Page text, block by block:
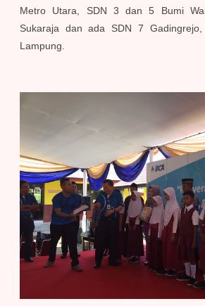
Metro Utara, SDN 3 dan 5 Bumi
Sukaraja dan ada SDN 7 Gadingrejo,
Lampung.